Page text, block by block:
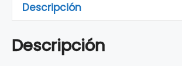
Descripción
Descripción